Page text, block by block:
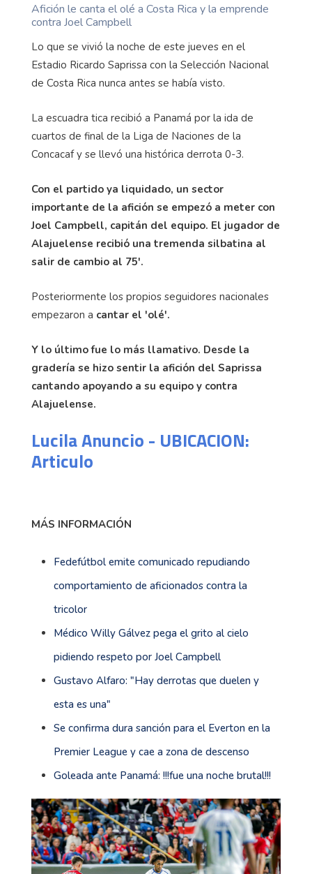
Afición le canta el olé a Costa Rica y la emprende
contra Joel Campbell
Lo que se vivió la noche de este jueves en el
Estadio Ricardo Saprissa con la Selección Nacional
de Costa Rica nunca antes se había visto.
La escuadra tica recibió a Panamá por la ida de
cuartos de final de la Liga de Naciones de la
Concacaf y se llevó una histórica derrota 0-3.
Con el partido ya liquidado, un sector
importante de la afición se empezó a meter con
Joel Campbell, capitán del equipo. El jugador de
Alajuelense recibió una tremenda silbatina al
salir de cambio al 75'.
Posteriormente los propios seguidores nacionales
empezaron a cantar el 'olé'.
Y lo último fue lo más llamativo. Desde la
gradería se hizo sentir la afición del Saprissa
cantando apoyando a su equipo y contra
Alajuelense.
Lucila Anuncio - UBICACION:
Articulo
MÁS INFORMACIÓN
Fedefútbol emite comunicado repudiando
comportamiento de aficionados contra la
tricolor
Médico Willy Gálvez pega el grito al cielo
pidiendo respeto por Joel Campbell
Gustavo Alfaro: "Hay derrotas que duelen y
esta es una"
Se confirma dura sanción para el Everton en la
Premier League y cae a zona de descenso
Goleada ante Panamá: !!!fue una noche brutal!!!